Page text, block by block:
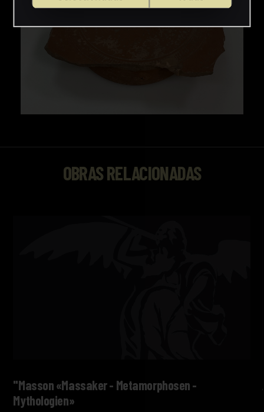
OBRAS RELACIONADAS
"Masson «Massaker - Metamorphosen -
Mythologien»